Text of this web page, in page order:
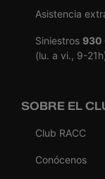
Asistencia
Siniestros 930
(lu. a vi., 9-
SOBRE EL
Club RACC
Conócenos